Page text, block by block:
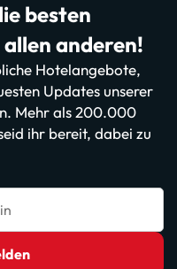
besten
anderen!
Hotelangebote,
Updates unserer
Mehr als 200.000
ihr bereit, dabei zu